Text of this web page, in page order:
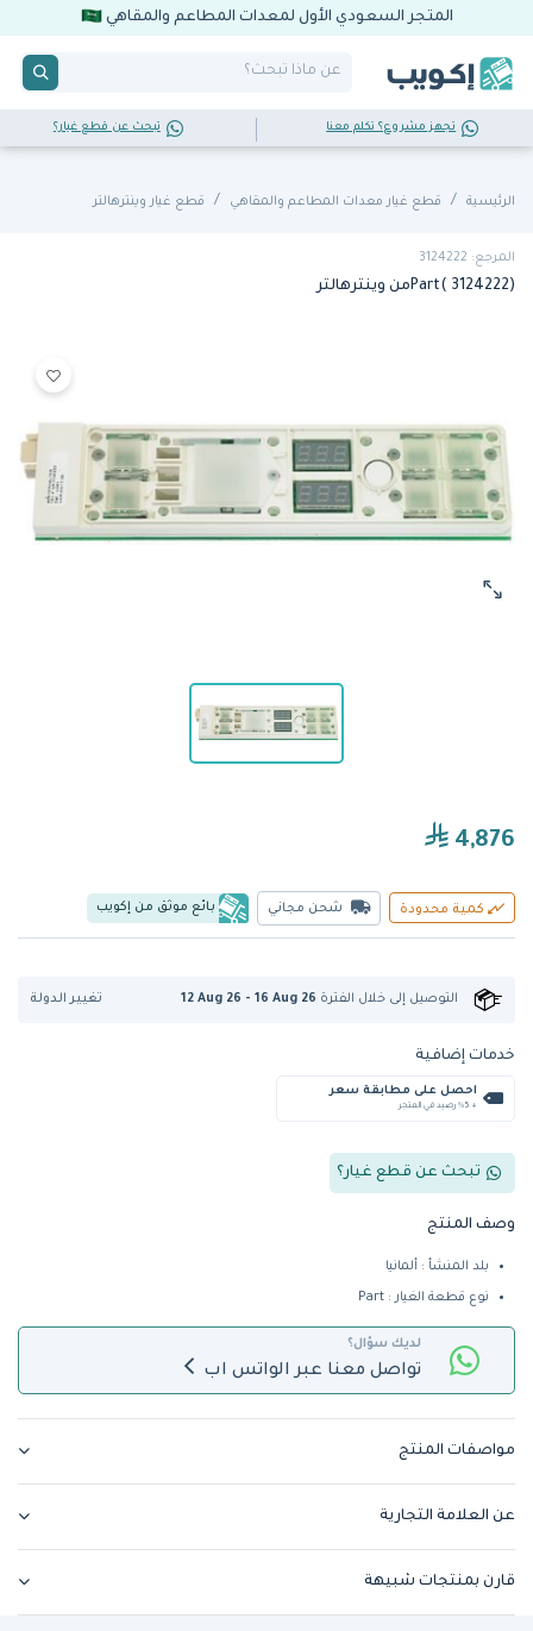
المتجر السعودي الأول لمعدات المطاعم والمقاهي
تجهز مشروع؟ تكلم معنا تبحث عن قطع غيار؟
الرئيسية قطع غيار معدات المطاعم والمقاهي قطع غيار وينترهالتر
المرجع: 3124222
Part( 3124222)من وينترهالتر
4,876
كمية محدودة شحن مجاني بائع موثق من إكويب
التوصيل إلى خلال الفترة 12 Aug 26 - 16 Aug 26 تغيير الدولة
خدمات إضافية
احصل على مطابقة سعر
+ %5 رصيد في المتجر
تبحث عن قطع غيار؟
وصف المنتج
بلد المنشأ : ألمانيا
نوع قطعة الغيار : Part
لديك سؤال؟
تواصل معنا عبر الواتس اب
مواصفات المنتج
عن العلامة التجارية
قارن بمنتجات شبيهة